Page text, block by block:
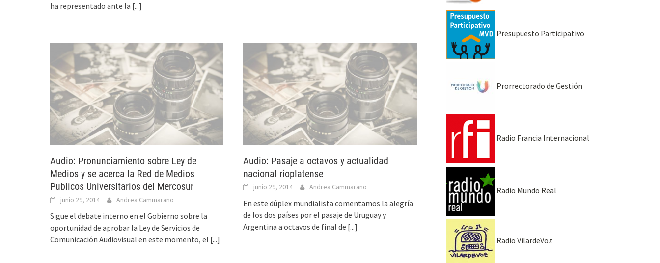
ha representado ante la [...]
Audio: Pronunciamiento sobre Ley de
Medios y se acerca la Red de Medios
Publicos Universitarios del Mercosur
junio 29, 2014 Andrea Cammarano
Sigue el debate interno en el Gobierno sobre la
oportunidad de aprobar la Ley de Servicios de
Comunicación Audiovisual en este momento, el [...]
Audio: Pasaje a octavos y actualidad
nacional rioplatense
junio 29, 2014 Andrea Cammarano
En este dúplex mundialista comentamos la alegría
de los dos países por el pasaje de Uruguay y
Argentina a octavos de final de [...]
Presupuesto Participativo
Prorrectorado de Gestión
Radio Francia Internacional
Radio Mundo Real
Radio VilardeVoz